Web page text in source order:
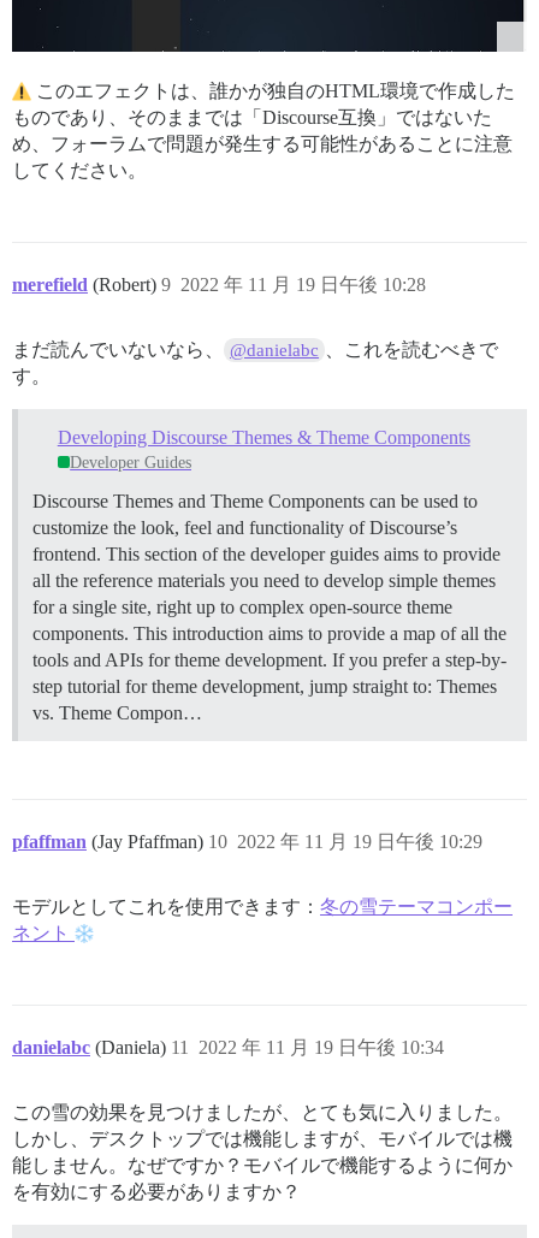
このエフェクトは、誰かが独自のHTML環境で作成した
ものであり、そのままでは「Discourse互換」ではないた
め、フォーラムで問題が発生する可能性があることに注意
してください。
merefield (Robert) 2022 年 11 月 19 日午後 10:28
9
まだ読んでいないなら、 @danielabc
、これを読むべきで
す。
Developing Discourse Themes & Theme Components
Developer Guides
Discourse Themes and Theme Components can be used to
customize the look, feel and functionality of Discourse’s
frontend. This section of the developer guides aims to provide
all the reference materials you need to develop simple themes
for a single site, right up to complex open-source theme
components. This introduction aims to provide a map of all the
tools and APIs for theme development. If you prefer a step-by-
step tutorial for theme development, jump straight to: Themes
vs. Theme Compon…
pfaffman (Jay Pfaffman) 2022 年 11 月 19 日午後 10:29
10
モデルとしてこれを使用できます： 冬の雪テーマコンポー
ネント
danielabc (Daniela) 2022 年 11 月 19 日午後 10:34
11
この雪の効果を見つけましたが、とても気に入りました。
しかし、デスクトップでは機能しますが、モバイルでは機
能しません。なぜですか？モバイルで機能するように何か
を有効にする必要がありますか？